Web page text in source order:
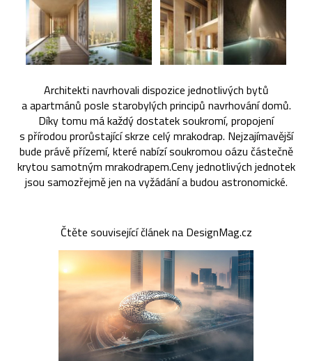
Architekti navrhovali dispozice jednotlivých bytů
a apartmánů posle starobylých principů navrhování domů.
Díky tomu má každý dostatek soukromí, propojení
s přírodou prorůstající skrze celý mrakodrap. Nejzajímavější
bude právě přízemí, které nabízí soukromou oázu částečně
krytou samotným mrakodrapem.Ceny jednotlivých jednotek
jsou samozřejmě jen na vyžádání a budou astronomické.
Čtěte související článek na DesignMag.cz